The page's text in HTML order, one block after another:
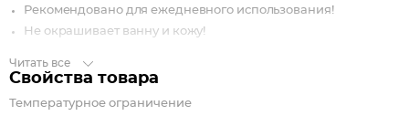
Рекомендовано для ежедневного использования!
Не окрашивает ванну и кожу!
Читать все
Свойства товара
Температурное ограничение